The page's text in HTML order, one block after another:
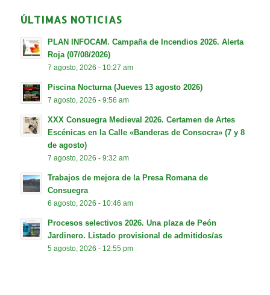
ÚLTIMAS NOTICIAS
PLAN INFOCAM. Campaña de Incendios 2026. Alerta
Roja (07/08/2026)
7 agosto, 2026 - 10:27 am
Piscina Nocturna (Jueves 13 agosto 2026)
7 agosto, 2026 - 9:56 am
XXX Consuegra Medieval 2026. Certamen de Artes
Escénicas en la Calle «Banderas de Consocra» (7 y 8
de agosto)
7 agosto, 2026 - 9:32 am
Trabajos de mejora de la Presa Romana de
Consuegra
6 agosto, 2026 - 10:46 am
Procesos selectivos 2026. Una plaza de Peón
Jardinero. Listado provisional de admitidos/as
5 agosto, 2026 - 12:55 pm